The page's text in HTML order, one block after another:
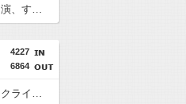
反高市な自民党議員がモーニングショーに生出演、すると普段は自民を叩きまくりの某出演者が……
4227
6864
「ロシアによるハンティングだ」ドローンがウクライナの民間人を追い回して爆発…ゼレンスキー氏が非難！